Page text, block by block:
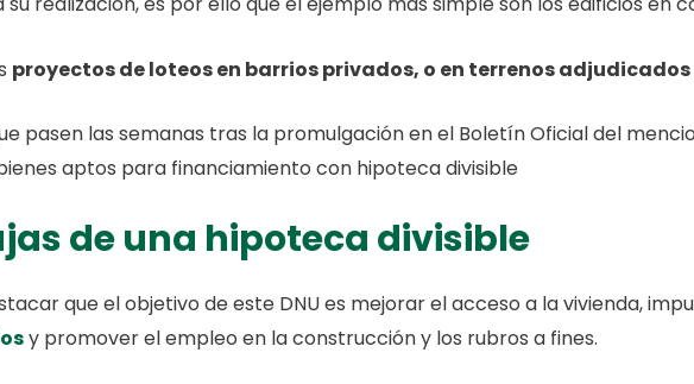
proyectos de loteos en barrios privados, o en terrenos
pasen las semanas tras la promulgación en el Boletín Oficial del
aptos para financiamiento con hipoteca divisible
de una hipoteca divisible
que el objetivo de este DNU es mejorar el acceso a la vivienda,
y promover el empleo en la construcción y los rubros a fines.